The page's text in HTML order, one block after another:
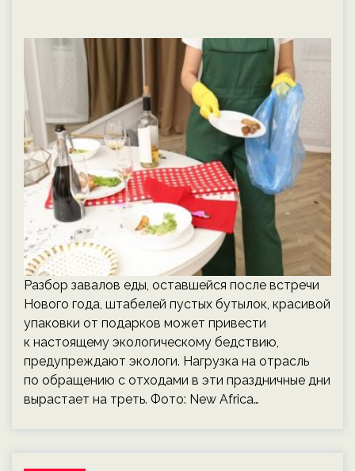
Разбор завалов еды, оставшейся после встречи
Нового года, штабелей пустых бутылок, красивой
упаковки от подарков может привести
к настоящему экологическому бедствию,
предупреждают экологи. Нагрузка на отрасль
по обращению с отходами в эти праздничные дни
вырастает на треть. Фото: New Africa…